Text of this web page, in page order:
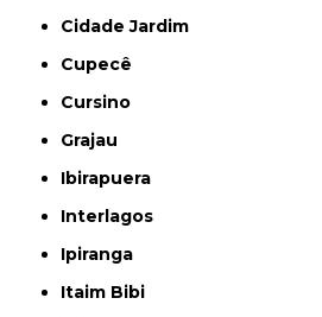
Cidade Jardim
Cupecê
Cursino
Grajau
Ibirapuera
Interlagos
Ipiranga
Itaim Bibi